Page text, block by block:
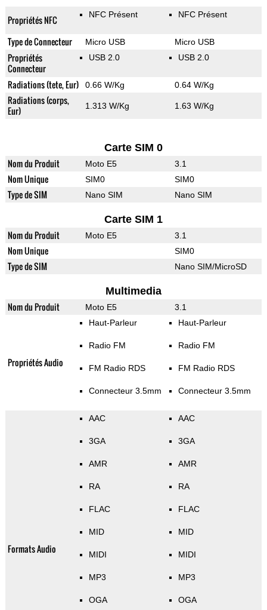
Propriétés NFC NFC Présent NFC Présent
Type de Connecteur Micro USB Micro USB
Propriétés
Connecteur
USB 2.0 USB 2.0
Radiations (tete, Eur) 0.66 W/Kg 0.64 W/Kg
Radiations (corps,
Eur)
1.313 W/Kg 1.63 W/Kg
Carte SIM 0
Nom du Produit Moto E5 3.1
Nom Unique SIM0 SIM0
Type de SIM Nano SIM Nano SIM
Carte SIM 1
Nom du Produit Moto E5 3.1
Nom Unique SIM0
Type de SIM Nano SIM/MicroSD
Multimedia
Nom du Produit Moto E5 3.1
Propriétés Audio
Haut-Parleur
Radio FM
FM Radio RDS
Connecteur 3.5mm
Haut-Parleur
Radio FM
FM Radio RDS
Connecteur 3.5mm
Formats Audio
AAC
3GA
AMR
RA
FLAC
MID
MIDI
MP3
OGA
AAC
3GA
AMR
RA
FLAC
MID
MIDI
MP3
OGA